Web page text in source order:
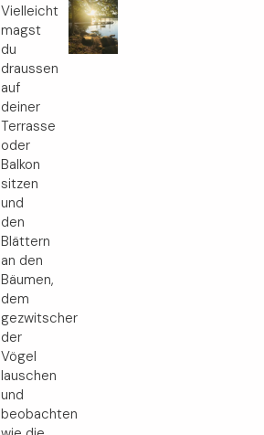
Vielleicht
magst
du
draussen
auf
deiner
Terrasse
oder
Balkon
sitzen
und
den
Blättern
an den
Bäumen,
dem
gezwitscher
der
Vögel
lauschen
und
beobachten